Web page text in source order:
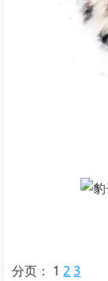
分页： 1 2 3